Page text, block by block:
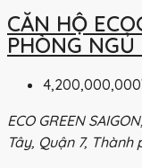
CĂN HỘ
PHÒNG
ECO GREEN
Tây, Quận 7,